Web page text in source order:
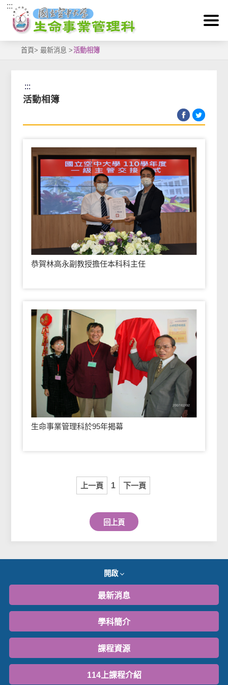
跳到主要內容區塊
:::
首頁>最新消息 >活動相簿
:::
活動相簿
恭賀林高永副教授擔任本科科主任
生命事業管理科於95年揭幕
上一頁 1 下一頁
回上頁
開啟
最新消息
學科簡介
課程資源
114上課程介紹